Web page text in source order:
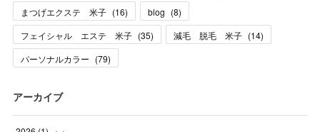
まつげエクステ 米子 (16) blog (8)
フェイシャル エステ 米子 (35) 減毛 脱毛 米子 (14)
パーソナルカラー (79)
アーカイブ